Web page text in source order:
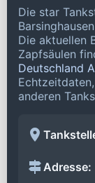
Die star
Die aktuellen
Zapfsäulen
Deutschland
anderen
Adresse: